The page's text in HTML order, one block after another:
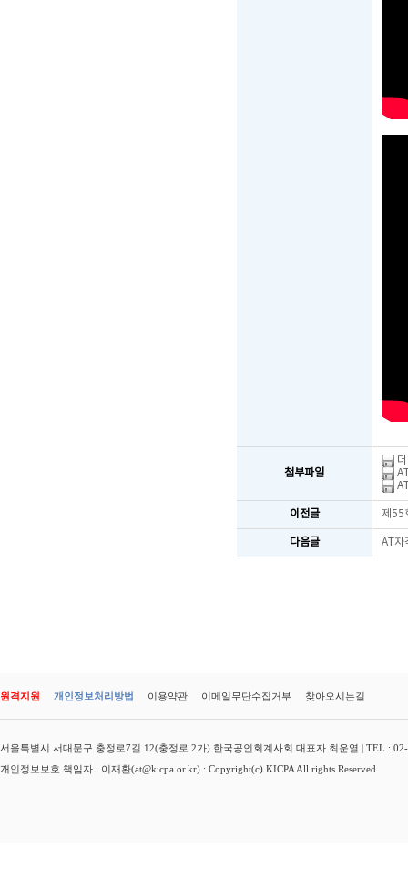
첨부파일
이전글 제55
다음글 AT자
원격지원 개인정보처리방법 이용약관 이메일무단수집거부 찾아오시는길
서울특별시 서대문구 충정로7길 12(충정로 2가) 한국공인회계사회 대표자 최운열 | TEL :
개인정보보호 책임자 : 이재환(at@kicpa.or.kr) : Copyright(c) KICPA All rights Reserved.